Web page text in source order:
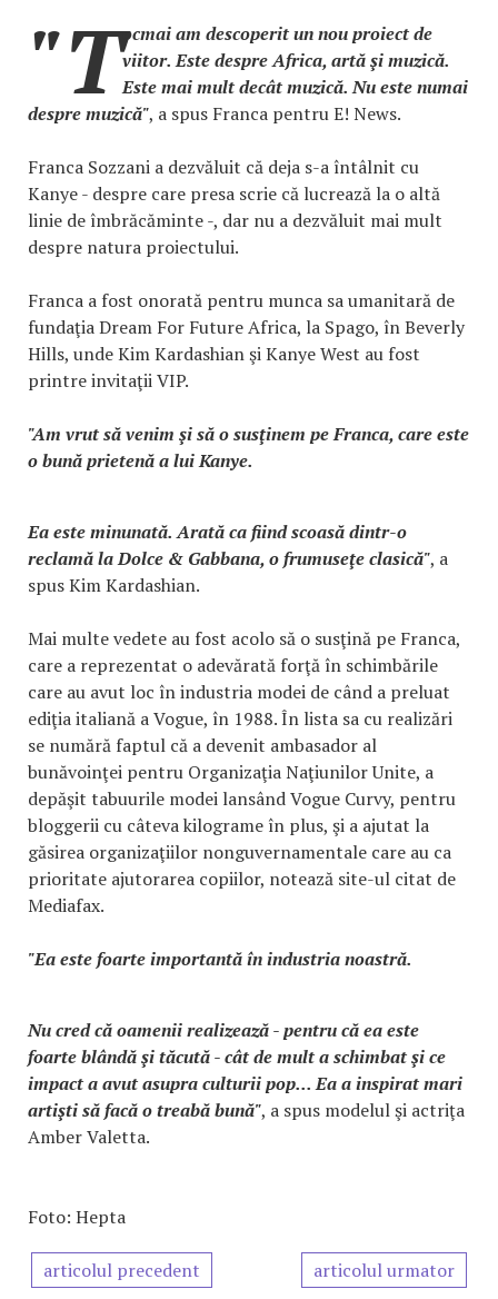
"Tocmai am descoperit un nou proiect de
viitor. Este despre Africa, artă şi muzică.
Este mai mult decât muzică. Nu este numai
despre muzică", a spus Franca pentru E! News.
Franca Sozzani a dezvăluit că deja s-a întâlnit cu
Kanye - despre care presa scrie că lucrează la o altă
linie de îmbrăcăminte -, dar nu a dezvăluit mai mult
despre natura proiectului.
Franca a fost onorată pentru munca sa umanitară de
fundaţia Dream For Future Africa, la Spago, în Beverly
Hills, unde Kim Kardashian şi Kanye West au fost
printre invitaţii VIP.
"Am vrut să venim şi să o susţinem pe Franca, care este
o bună prietenă a lui Kanye.
Ea este minunată. Arată ca fiind scoasă dintr-o
reclamă la Dolce & Gabbana, o frumuseţe clasică", a
spus Kim Kardashian.
Mai multe vedete au fost acolo să o susţină pe Franca,
care a reprezentat o adevărată forţă în schimbările
care au avut loc în industria modei de când a preluat
ediţia italiană a Vogue, în 1988. În lista sa cu realizări
se numără faptul că a devenit ambasador al
bunăvoinţei pentru Organizaţia Naţiunilor Unite, a
depăşit tabuurile modei lansând Vogue Curvy, pentru
bloggerii cu câteva kilograme în plus, şi a ajutat la
găsirea organizaţiilor nonguvernamentale care au ca
prioritate ajutorarea copiilor, notează site-ul citat de
Mediafax.
"Ea este foarte importantă în industria noastră.
Nu cred că oamenii realizează - pentru că ea este
foarte blândă şi tăcută - cât de mult a schimbat şi ce
impact a avut asupra culturii pop... Ea a inspirat mari
artişti să facă o treabă bună", a spus modelul şi actriţa
Amber Valetta.
Foto: Hepta
articolul precedent articolul urmator